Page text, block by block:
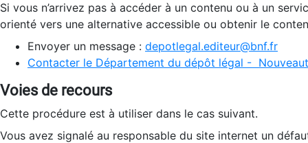
Si vous n’arrivez pas à accéder à un contenu ou à un
orienté vers une alternative accessible ou obtenir le
Envoyer un message : depotlegal.editeur@bnf.fr
Contacter le Département du dépôt légal -
Voies de recours
Cette procédure est à utiliser dans le cas suivant.
Vous avez signalé au responsable du site internet un